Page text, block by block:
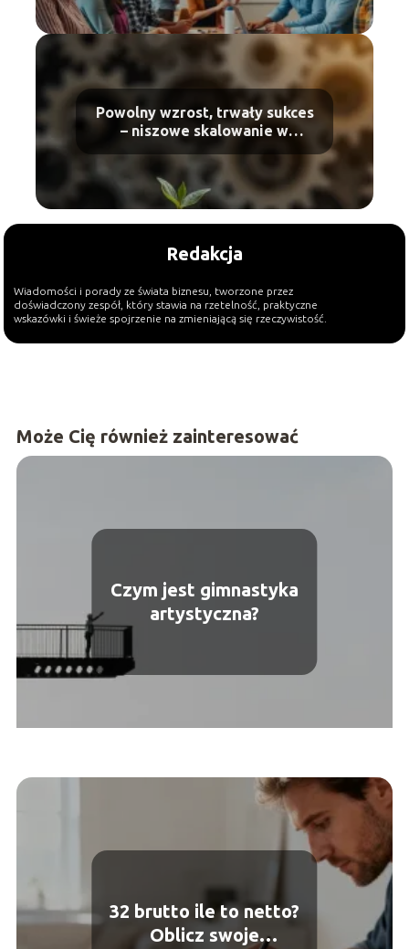
Powolny wzrost, trwały sukces
– niszowe skalowanie w
Redakcja
Wiadomości i porady ze świata biznesu, tworzone przez
doświadczony zespół, który stawia na rzetelność, praktyczne
wskazówki i świeże spojrzenie na zmieniającą się rzeczywistość.
Może Cię również zainteresować
Czym jest gimnastyka
artystyczna?
32 brutto ile to netto?
Oblicz swoje